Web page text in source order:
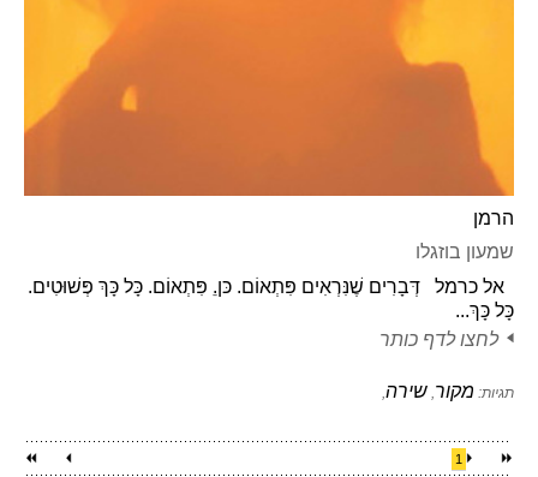
הרמן
שמעון בוזגלו
אל כרמל דְּבָרִים שֶׁנִּרְאִים פִּתְאוֹם. כּןֵ. פִּתְאוֹם. כָּל כָּךְ פְּשׁוּטִים.
כָּל כָּךְ...
לחצו לדף כותר
תגיות: מקור שירה
1